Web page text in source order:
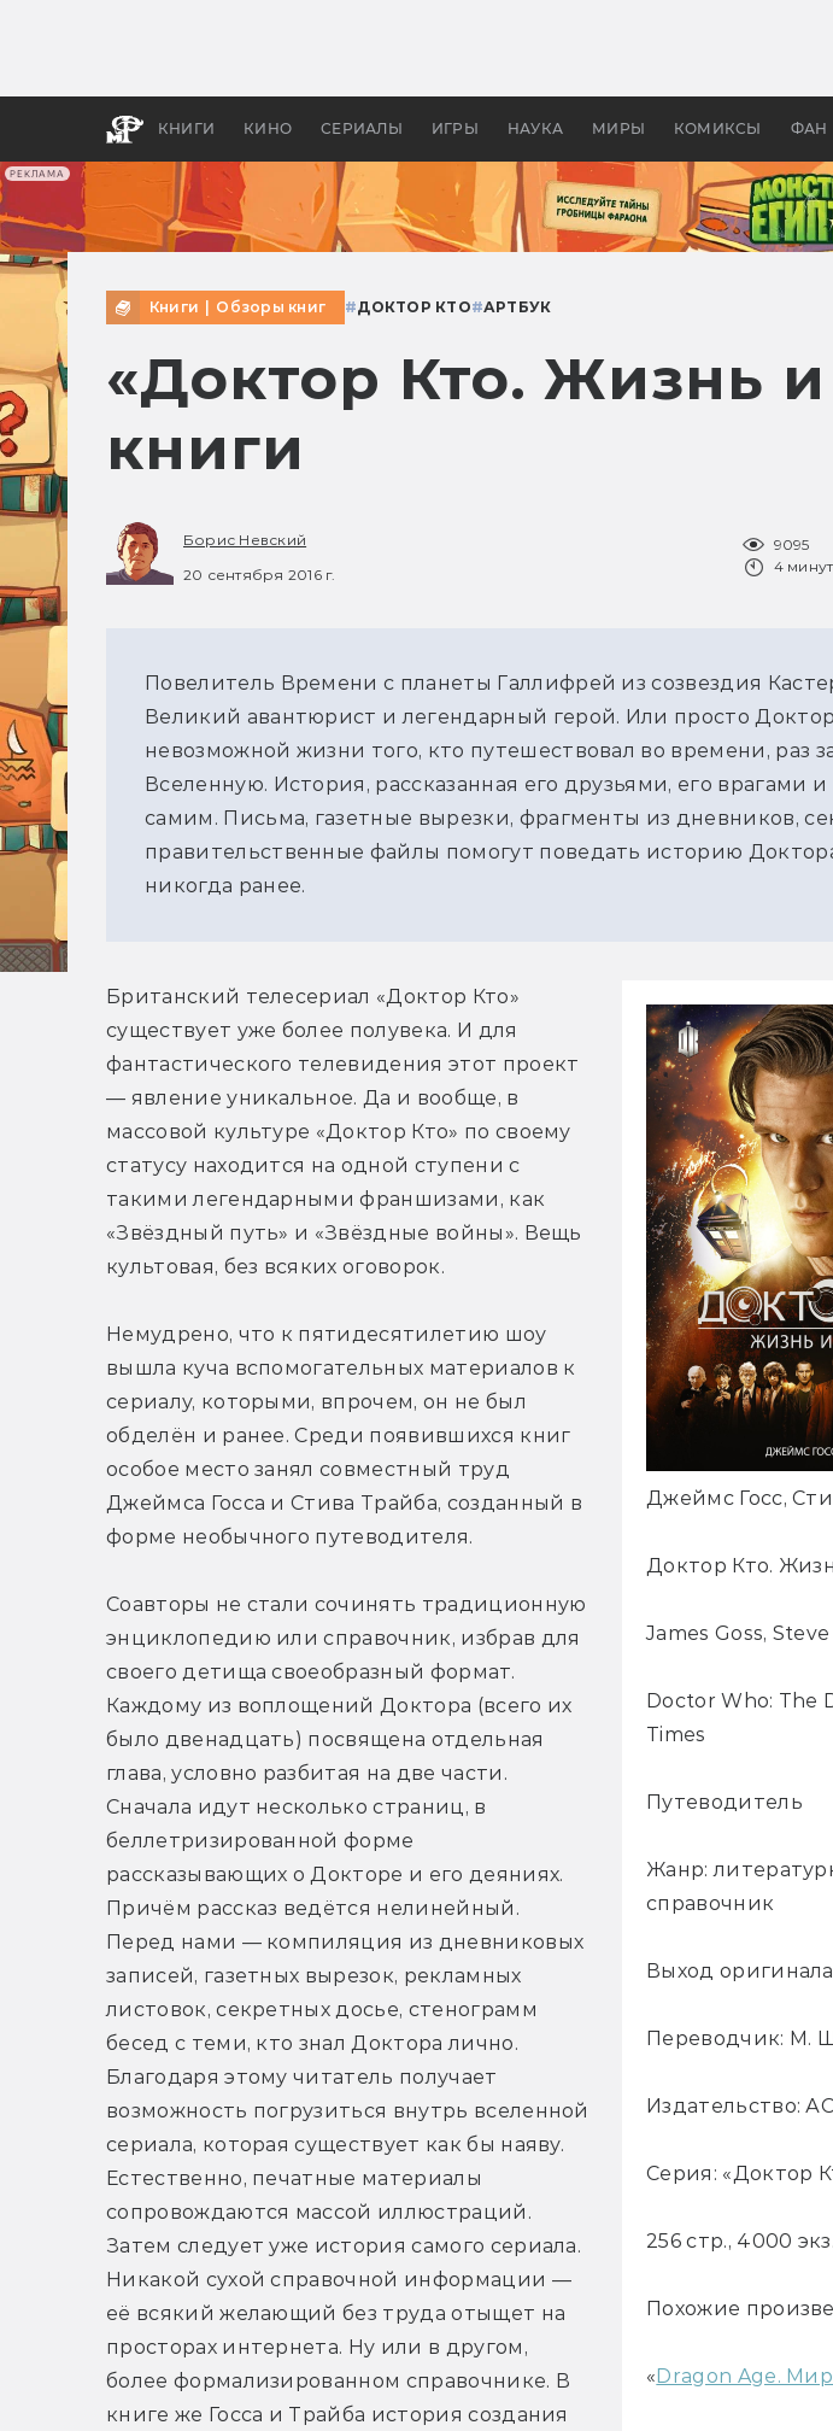
РЕКЛАМА
КНИГИ КИНО СЕРИАЛЫ ИГРЫ НАУКА МИРЫ КОМИКСЫ ФАН
апокалипсис, в России —
Книги Обзоры книг #ДОКТОР КТО#АРТБУК
«Доктор Кто. Жизнь
книги
Борис Невский
20 сентября 2016 г.
9095
4
Повелитель Времени с планеты Галлифрей из созвездия
Великий авантюрист и легендарный герой. Или просто
невозможной жизни того, кто путешествовал во времени, раз
Вселенную. История, рассказанная его друзьями, его врагами
самим. Письма, газетные вырезки, фрагменты из дневников,
правительственные файлы помогут поведать историю
никогда ранее.
Джеймс Госс,
Доктор Кто.
James Goss,
Doctor Who: The
Times
Путеводитель
Жанр:
справочник
Выход
Переводчик: М.
Издательство:
Серия: «Доктор
256 стр., 4000 экз.
Похожие
«Dragon Age.
Британский телесериал «Доктор Кто»
существует уже более полувека. И для
фантастического телевидения этот проект
— явление уникальное. Да и вообще, в
массовой культуре «Доктор Кто» по своему
статусу находится на одной ступени с
такими легендарными франшизами, как
«Звёздный путь» и «Звёздные войны». Вещь
культовая, без всяких оговорок.
Немудрено, что к пятидесятилетию шоу
вышла куча вспомогательных материалов к
сериалу, которыми, впрочем, он не был
обделён и ранее. Среди появившихся книг
особое место занял совместный труд
Джеймса Госса и Стива Трайба, созданный в
форме необычного путеводителя.
Соавторы не стали сочинять традиционную
энциклопедию или справочник, избрав для
своего детища своеобразный формат.
Каждому из воплощений Доктора (всего их
было двенадцать) посвящена отдельная
глава, условно разбитая на две части.
Сначала идут несколько страниц, в
беллетризированной форме
рассказывающих о Докторе и его деяниях.
Причём рассказ ведётся нелинейный.
Перед нами — компиляция из дневниковых
записей, газетных вырезок, рекламных
листовок, секретных досье, стенограмм
бесед с теми, кто знал Доктора лично.
Благодаря этому читатель получает
возможность погрузиться внутрь вселенной
сериала, которая существует как бы наяву.
Естественно, печатные материалы
сопровождаются массой иллюстраций.
Затем следует уже история самого сериала.
Никакой сухой справочной информации —
её всякий желающий без труда отыщет на
просторах интернета. Ну или в другом,
более формализированном справочнике. В
книге же Госса и Трайба история создания